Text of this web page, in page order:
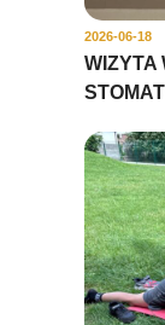
2026-06-18
WIZYTA